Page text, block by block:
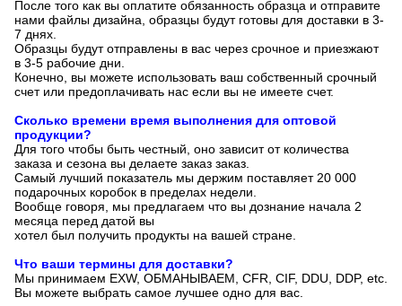
После того как вы оплатите обязанность образца и отправите
нами файлы дизайна, образцы будут готовы для доставки в 3-
7 днях.
Образцы будут отправлены в вас через срочное и приезжают
в 3-5 рабочие дни.
Конечно, вы можете использовать ваш собственный срочный
счет или предоплачивать нас если вы не имеете счет.
Сколько времени время выполнения для оптовой
продукции?
Для того чтобы быть честный, оно зависит от количества
заказа и сезона вы делаете заказ заказ.
Самый лучший показатель мы держим поставляет 20 000
подарочных коробок в пределах недели.
Вообще говоря, мы предлагаем что вы дознание начала 2
месяца перед датой вы
хотел был получить продукты на вашей стране.
Что ваши термины для доставки?
Мы принимаем EXW, ОБМАНЫВАЕМ, CFR, CIF, DDU, DDP, etc.
Вы можете выбрать самое лучшее одно для вас.